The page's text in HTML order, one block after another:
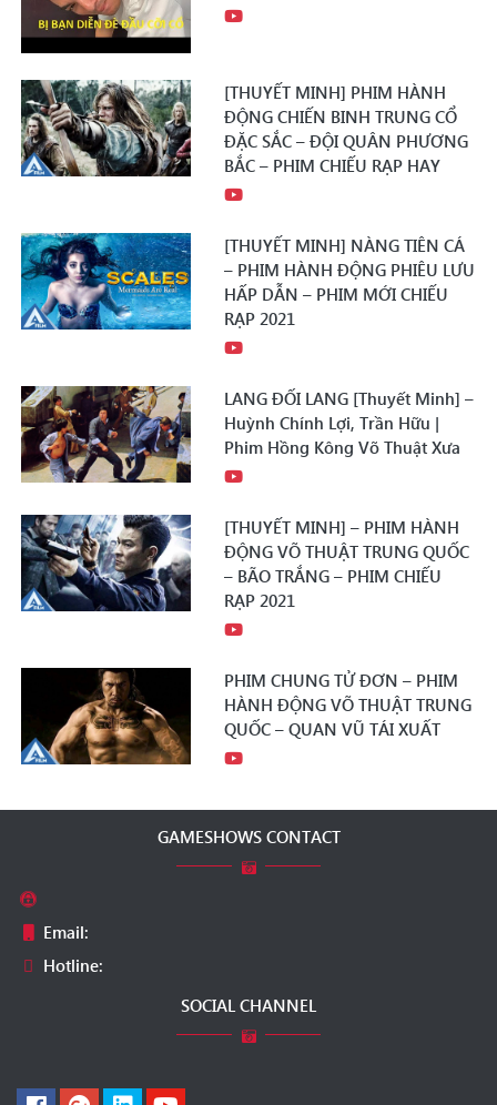
[THUYẾT MINH] PHIM HÀNH
ĐỘNG CHIẾN BINH TRUNG CỔ
ĐẶC SẮC – ĐỘI QUÂN PHƯƠNG
BẮC – PHIM CHIẾU RẠP HAY
[THUYẾT MINH] NÀNG TIÊN CÁ
– PHIM HÀNH ĐỘNG PHIÊU LƯU
HẤP DẪN – PHIM MỚI CHIẾU
RẠP 2021
LANG ĐỐI LANG [Thuyết Minh] –
Huỳnh Chính Lợi, Trần Hữu |
Phim Hồng Kông Võ Thuật Xưa
[THUYẾT MINH] – PHIM HÀNH
ĐỘNG VÕ THUẬT TRUNG QUỐC
– BÃO TRẮNG – PHIM CHIẾU
RẠP 2021
PHIM CHUNG TỬ ĐƠN – PHIM
HÀNH ĐỘNG VÕ THUẬT TRUNG
QUỐC – QUAN VŨ TÁI XUẤT
GAMESHOWS CONTACT
Email:
Hotline:
SOCIAL CHANNEL